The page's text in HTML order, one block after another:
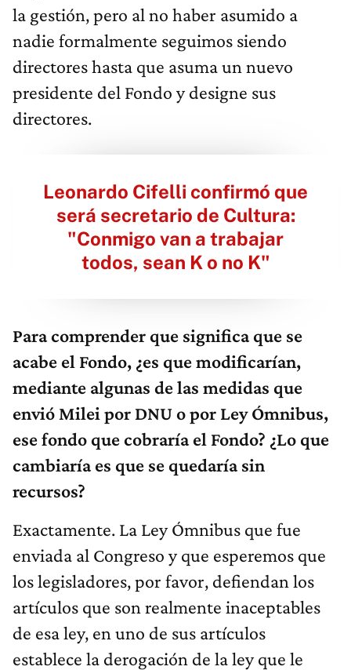
la gestión, pero al no haber asumido a
nadie formalmente seguimos siendo
directores hasta que asuma un nuevo
presidente del Fondo y designe sus
directores.
Leonardo Cifelli confirmó que
será secretario de Cultura:
"Conmigo van a trabajar
todos, sean K o no K"
Para comprender que significa que se
acabe el Fondo, ¿es que modificarían,
mediante algunas de las medidas que
envió Milei por DNU o por Ley Ómnibus,
ese fondo que cobraría el Fondo? ¿Lo que
cambiaría es que se quedaría sin
recursos?
Exactamente. La Ley Ómnibus que fue
enviada al Congreso y que esperemos que
los legisladores, por favor, defiendan los
artículos que son realmente inaceptables
de esa ley, en uno de sus artículos
establece la derogación de la ley que le